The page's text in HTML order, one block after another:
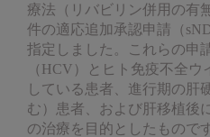
療法（リバビリン併用の有
件の適応追加承認申請（
指定しました。これらの申
（HCV）とヒト免疫不全
している患者、進行期の肝
む）患者、および肝移植後
の治療を目的としたもので